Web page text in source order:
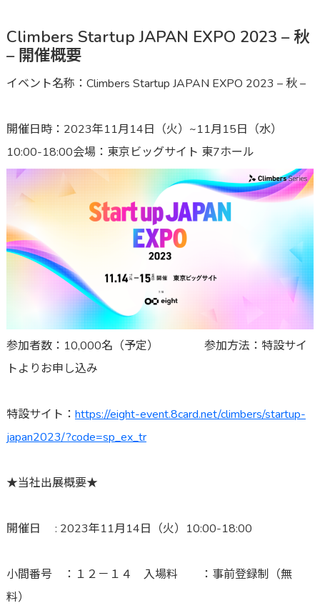
Climbers Startup JAPAN EXPO 2023 – 秋
– 開催概要
イベント名称：Climbers Startup JAPAN EXPO 2023 – 秋 –
開催日時：2023年11月14日（火）~11月15日（水）
10:00-18:00会場：東京ビッグサイト 東7ホール
参加者数：10,000名（予定） 参加方法：特設サイ
トよりお申し込み
特設サイト： https://eight-event.8card.net/climbers/startup-
japan2023/?code=sp_ex_tr
★当社出展概要★
開催日 : 2023年11月14日（火）10:00-18:00
小間番号 ：１２－１４ 入場料 ：事前登録制（無
料）